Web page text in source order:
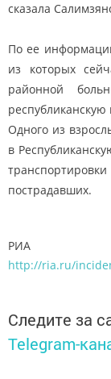
сказала
По ее
из которых
районной
Одного из
в
пострадавших.
http://ria.ru/
Следите за
Telegram-